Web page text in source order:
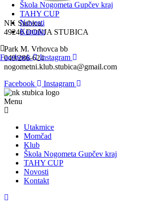
Škola Nogometa Gupčev kraj
TAHY CUP
Novosti
Kontakt
Facebook Instagram
NK Stubica,
49240 DONJA STUBICA
Park M. Vrhovca bb
049/286-624
nogometni.klub.stubica@gmail.com
Facebook
Instagram
Menu
Utakmice
Momčad
Klub
Škola Nogometa Gupčev kraj
TAHY CUP
Novosti
Kontakt